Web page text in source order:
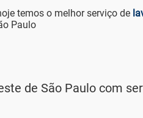
temos o melhor serviço de
Paulo
de São Paulo com